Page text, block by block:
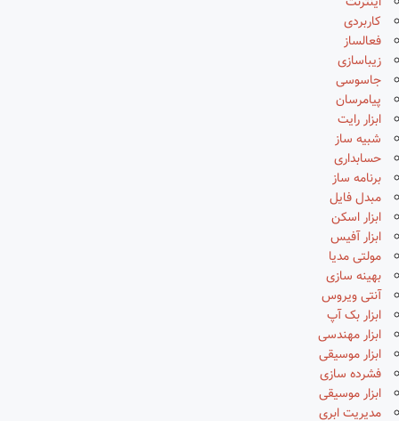
کاربردی
فعالساز
زیباسازی
جاسوسی
پیامرسان
ابزار رایت
شبیه ساز
حسابداری
برنامه ساز
مبدل فایل
ابزار اسکن
ابزار آفیس
مولتی مدیا
بهینه سازی
آنتی ویروس
ابزار بک آپ
ابزار مهندسی
ابزار موسیقی
فشرده سازی
ابزار موسیقی
مدیریت ابری